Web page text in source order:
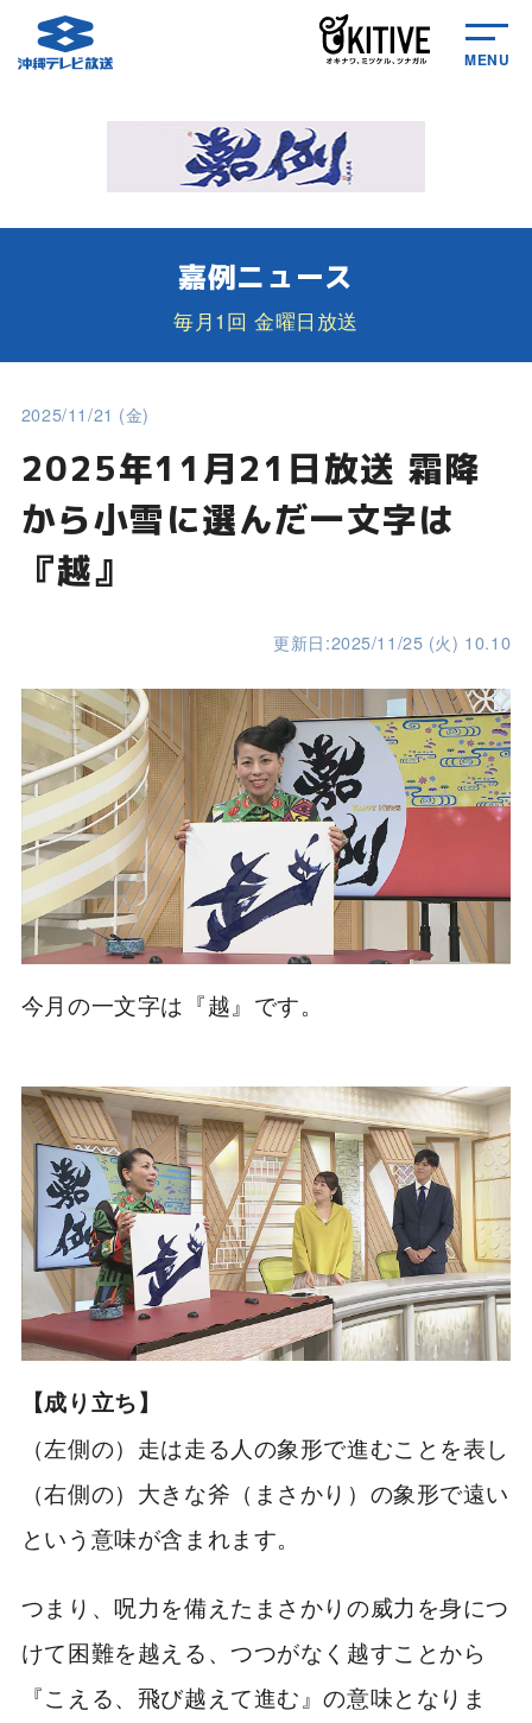
MENU
嘉例ニュース
毎月1回 金曜日放送
2025/11/21 (金)
2025年11月21日放送 霜降
から小雪に選んだ一文字は
『越』
更新日:2025/11/25 (火) 10.10
今月の一文字は『越』です。
【成り立ち】
（左側の）走は走る人の象形で進むことを表し
（右側の）大きな斧（まさかり）の象形で遠い
という意味が含まれます。
つまり、呪力を備えたまさかりの威力を身につ
けて困難を越える、つつがなく越すことから
『こえる、飛び越えて進む』の意味となりま